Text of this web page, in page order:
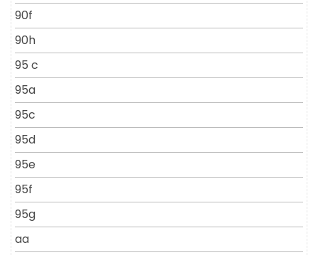
90f
90h
95 c
95a
95c
95d
95e
95f
95g
aa